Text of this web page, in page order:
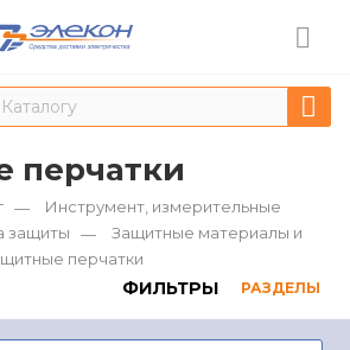
перчатки
—
Инструмент, измерительные
защиты
—
Защитные материалы и
перчатки
ФИЛЬТРЫ РАЗДЕЛЫ